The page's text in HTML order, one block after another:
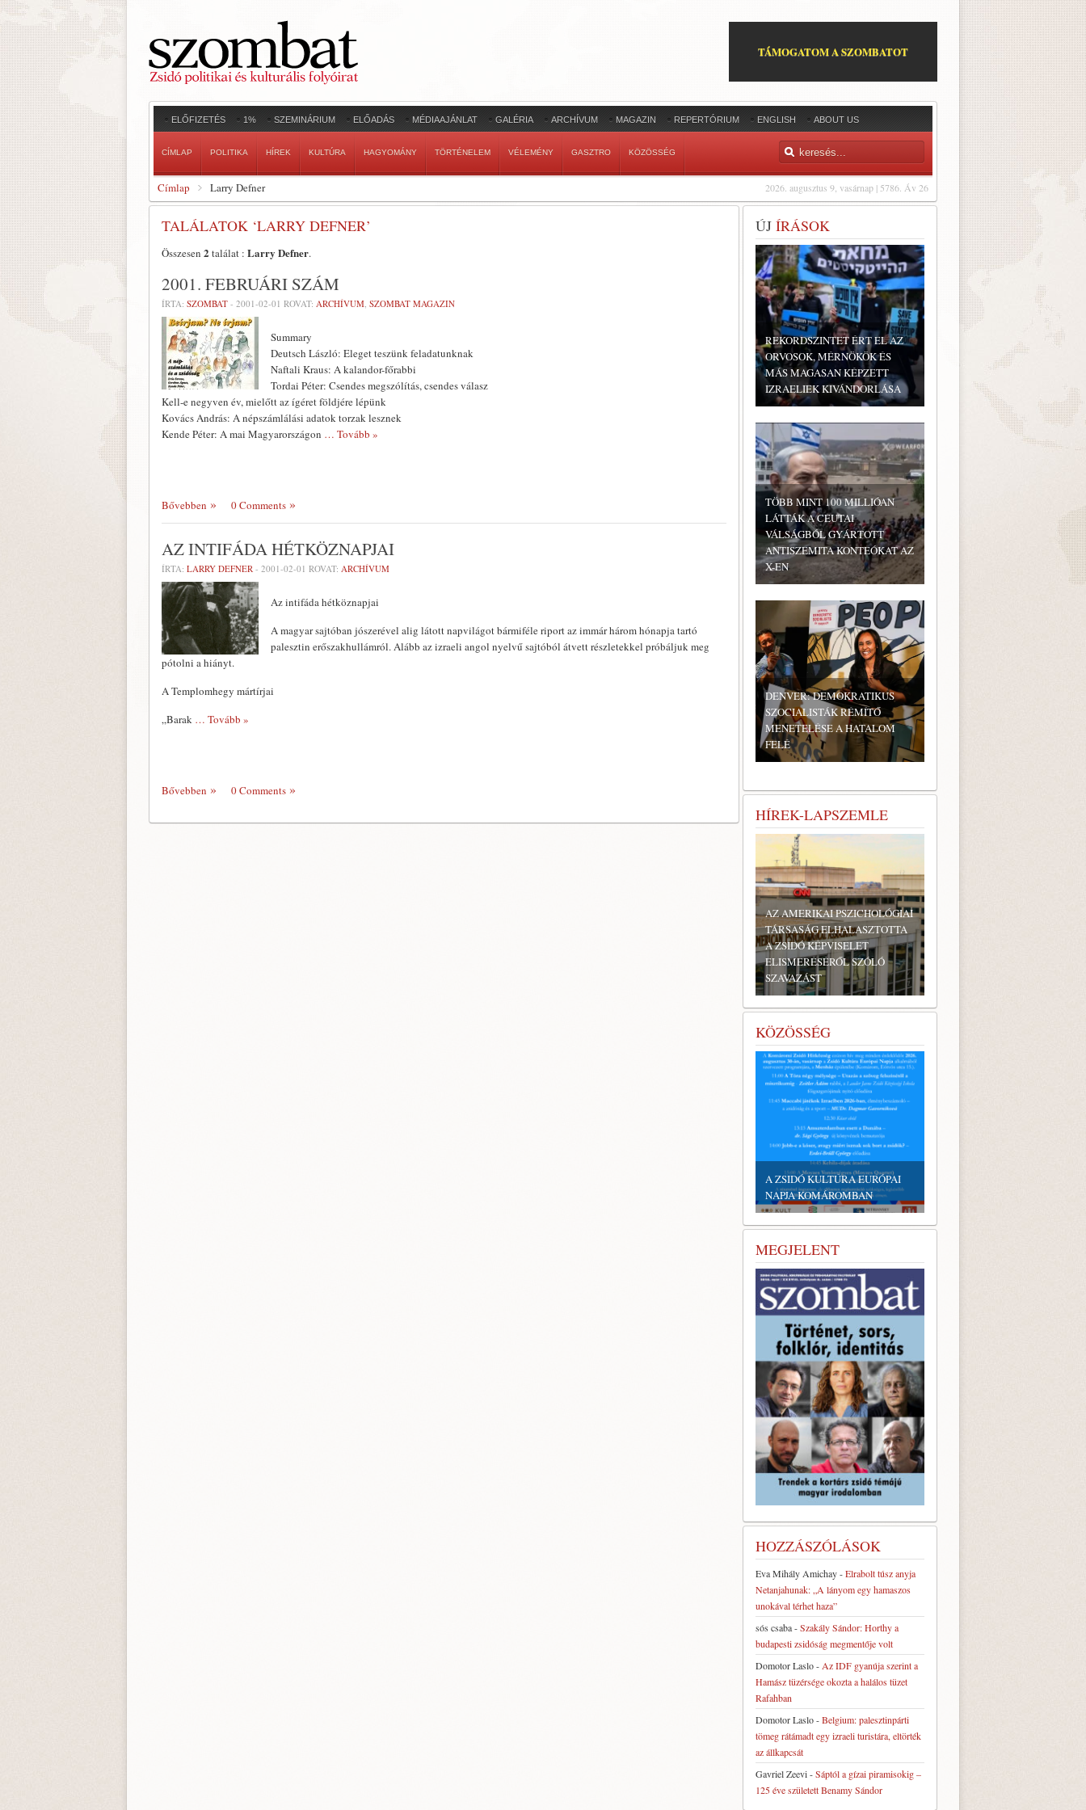
TÁMOGATOM A SZOMBATOT
ELŐFIZETÉS 1% SZEMINÁRIUM ELŐADÁS MÉDIAAJÁNLAT GALÉRIA ARCHÍVUM MAGAZIN REPERTÓRIUM ENGLISH ABOUT US
CÍMLAP POLITIKA HÍREK KULTÚRA HAGYOMÁNY TÖRTÉNELEM VÉLEMÉNY GASZTRO KÖZÖSSÉG
2026. augusztus 9, vasárnap | 5786. Áv 26
Címlap Larry Defner
TALÁLATOK ‘LARRY DEFNER’
Összesen 2 találat : Larry Defner.
2001. FEBRUÁRI SZÁM
ÍRTA: SZOMBAT - 2001-02-01 ROVAT: ARCHÍVUM, SZOMBAT MAGAZIN
Summary
Deutsch László: Eleget teszünk feladatunknak
Naftali Kraus: A kalandor-főrabbi
Tordai Péter: Csendes megszólítás, csendes válasz
Kell-e negyven év, mielőtt az ígéret földjére lépünk
Kovács András: A népszámlálási adatok torzak lesznek
Kende Péter: A mai Magyarországon … Tovább »
Bővebben 0 Comments
AZ INTIFÁDA HÉTKÖZNAPJAI
ÍRTA: LARRY DEFNER - 2001-02-01 ROVAT: ARCHÍVUM
Az intifáda hétköznapjai
A magyar sajtóban jószerével alig látott napvilágot bármi­féle riport az immár három hónapja tartó
palesztin erőszakhullámról. Alább az izraeli angol nyelvű sajtóból átvett részletekkel próbáljuk meg
pótolni a hiányt.
A Templomhegy mártírjai
„Barak … Tovább »
Bővebben 0 Comments
ÚJ ÍRÁSOK
REKORDSZINTET ÉRT EL AZ
ORVOSOK, MÉRNÖKÖK ÉS
MÁS MAGASAN KÉPZETT
IZRAELIEK KIVÁNDORLÁSA
TÖBB MINT 100 MILLIÓAN
LÁTTÁK A CEUTAI
VÁLSÁGBÓL GYÁRTOTT
ANTISZEMITA KONTEÓKAT AZ
X-EN
DENVER: DEMOKRATIKUS
SZOCIALISTÁK RÉMÍTŐ
MENETELÉSE A HATALOM
FELÉ
HÍREK-LAPSZEMLE
AZ AMERIKAI PSZICHOLÓGIAI
TÁRSASÁG ELHALASZTOTTA
A ZSIDÓ KÉPVISELET
ELISMERÉSÉRŐL SZÓLÓ
SZAVAZÁST
KÖZÖSSÉG
A ZSIDÓ KULTÚRA EURÓPAI
NAPJA KOMÁROMBAN
MEGJELENT
HOZZÁSZÓLÁSOK
Eva Mihály Amichay-Elrabolt túsz anyja
Netanjahunak: „A lányom egy hamaszos
unokával térhet haza”
sós csaba-Szakály Sándor: Horthy a
budapesti zsidóság megmentője volt
Domotor Laslo- Az IDF gyanúja szerint a
Hamász tüzérsége okozta a halálos tüzet
Rafahban
Domotor Laslo-Belgium: palesztinpárti
tömeg rátámadt egy izraeli turistára, eltörték
az állkapcsát
Gavriel Zeevi-Sáptól a gízai piramisokig –
125 éve született Benamy Sándor